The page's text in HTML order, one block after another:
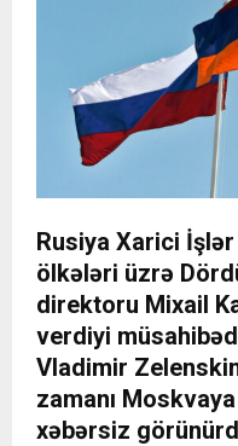
Rusiya Xarici
ölkələri üzrə
direktoru Mixail
verdiyi
Vladimir
zamanı
xəbərsiz